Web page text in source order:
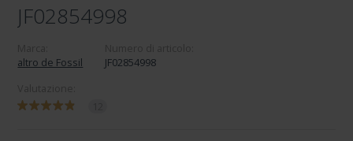
JF02854998
altro de Fossil
JF02854998